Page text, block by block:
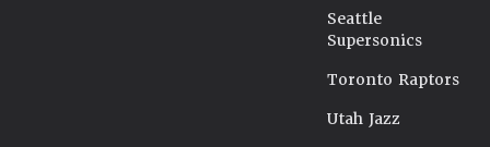
Seattle
Supersonics
Toronto Raptors
Utah Jazz